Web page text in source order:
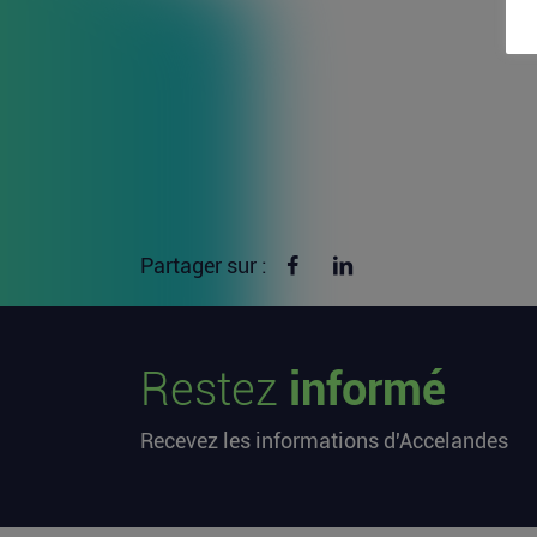
Partager sur : Partager sur Facebook
Restez informé
Recevez les informations d'Accelandes